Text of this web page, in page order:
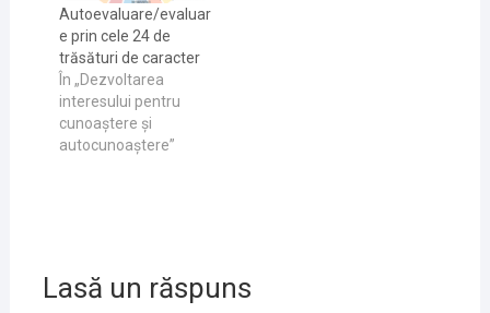
Autoevaluare/evaluar
e prin cele 24 de
trăsături de caracter
În „Dezvoltarea
interesului pentru
cunoaştere și
autocunoaştere”
Lasă un răspuns